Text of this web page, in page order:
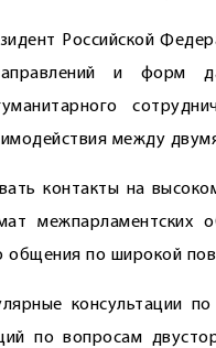
Российской
и форм
между
контакты на
общения по широкой
консультации
по вопросам